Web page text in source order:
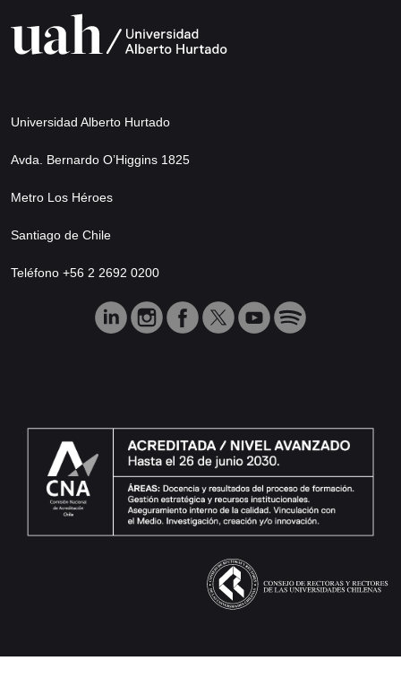
Universidad Alberto Hurtado
Avda. Bernardo O’Higgins 1825
Metro Los Héroes
Santiago de Chile
Teléfono +56 2 2692 0200